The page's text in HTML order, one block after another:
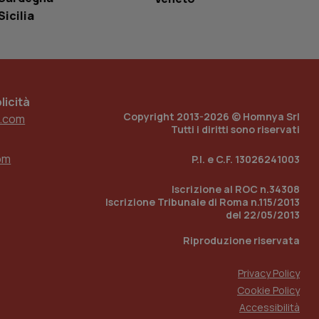
Copyright 2013-2026 © Homnya Srl
Tutti i diritti sono riservati
P.I. e C.F. 13026241003
Iscrizione al ROC n.34308
Iscrizione Tribunale di Roma n.115/2013
del 22/05/2013
Riproduzione riservata
Privacy Policy
Cookie Policy
Accessibilità
di accesso per
per mantenere
traccia
del sito web sta
di